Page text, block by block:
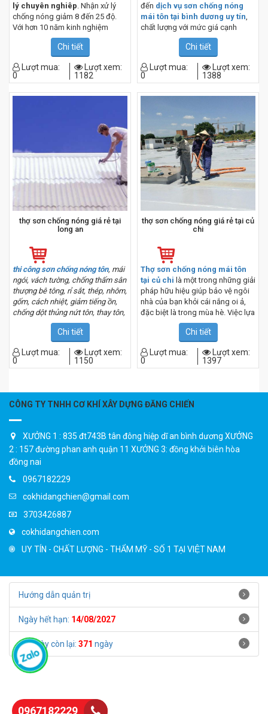
lý chuyên nghiêp. Nhận xử lý
chống nóng giảm 8 đến 25 độ.
Với hơn 10 năm kinh nghiệm
trong ngành. Đội ngũthợ sơn
chống nóng mái tôn
tôi là những chuyên gia với tay
nghề cao.
Chi tiết
Lượt mua:
0
Lượt xem:
1182
đến dịch vụ sơn chống nóng
mái tôn tại bình dương uy tín,
chất lượng với mức giá cạnh
tranh. Ngoài ra, chúng tôi còn
cung cấp dịch vụ báo giá sơn
chống nóng miễn phí để khách
hàng có thể lựa chọn được giải
pháp phù hợp nhất. Hãy liên hệ
với chúng tôi ngay hôm nay để
chiến
Chi tiết
Lượt mua:
0
Lượt xem:
1388
thợ sơn chống nóng giá rẻ tại
long an
thi công sơn chống nóng tôn, mái
ngói, vách tường, chống thấm sân
thượng bê tông, rỉ sắt, thép, nhôm,
gốm, cách nhiệt, giảm tiếng ồn,
chống dột thủng nứt tôn, thay tôn,
bồn khí ở nhà kho, nhà ở, trần tại
nhà xưởng, trường học, bệnh viện,
tòa nhà, khách sạn,giá rẻ tại
an tây ninh
Chi tiết
Lượt mua:
0
Lượt xem:
1150
thợ sơn chống nóng giá rẻ tại củ
chi
Thợ sơn chống nóng mái tôn
tại củ chi là một trong những giải
pháp hữu hiệu giúp bảo vệ ngôi
nhà của bạn khỏi cái nắng oi ả,
đặc biệt là trong mùa hè. Việc lựa
chọn thợ sơn uy tín và chuyên
nghiệp sẽ giúp bạn tiết kiệm thời
gian, chi phí và đảm bảo chất
lượng công trình.
Chi tiết
Lượt mua:
0
Lượt xem:
1397
CÔNG TY TNHH CƠ KHÍ XÂY DỰNG ĐĂNG CHIẾN
XƯỞNG 1 : 835 đt743B tân đông hiệp dĩ an bình dương XƯỞNG
2 : 157 đường phan anh quận 11 XƯỞNG 3: đồng khởi biên hòa
đồng nai
0967182229
cokhidangchien@gmail.com
3703426887
cokhidangchien.com
UY TÍN - CHẤT LƯỢNG - THẨM MỸ - SỐ 1 TẠI VIỆT NAM
Hướng dẫn quản trị
Ngày hết hạn: 14/08/2027
Số ngày còn lại: 371 ngày
0967182229